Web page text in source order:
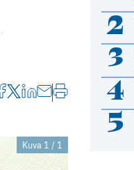
2
3
4
5
Kuva 1 / 1